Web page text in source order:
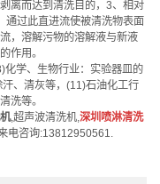
离而达到清洗目的，3、相对
通过此直进流使被清洗物表面
，溶解污物的溶解液与新液
作用。
化学、生物行业：实验器皿的
、清灰等，(11)石油化工行
洗等。
,超声波清洗机,深圳喷淋清洗
电咨询:13812950561.